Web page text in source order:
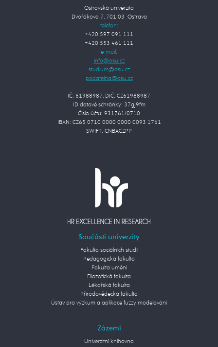
Ostravská univerzita
Dvořákova 7, 701 03 Ostrava
telefon:
+420 597 091 111
+420 553 461 111
e-mail:
IČ: 61988987, DIČ: CZ61988987
ID datové schránky: 37gj9fm
Číslo účtu: 931761/0710
IBAN: CZ65 0710 0000 0000 0093 1761
SWIFT: CNBACZPP
Součásti univerzity
Fakulta sociálních studií
Pedagogická fakulta
Fakulta umění
Filozofická fakulta
Lékařská fakulta
Přírodovědecká fakulta
Ústav pro výzkum a aplikace fuzzy modelování
Zázemí
Univerzitní knihovna